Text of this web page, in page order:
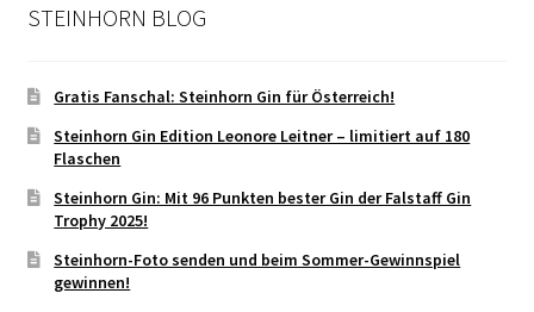
STEINHORN BLOG
Gratis Fanschal: Steinhorn Gin für Österreich!
Steinhorn Gin Edition Leonore Leitner – limitiert auf 180
Flaschen
Steinhorn Gin: Mit 96 Punkten bester Gin der Falstaff Gin
Trophy 2025!
Steinhorn-Foto senden und beim Sommer-Gewinnspiel
gewinnen!